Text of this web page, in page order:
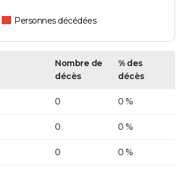
Personnes décédées
Nombre de
décès
% des
décès
0 0 %
0 0 %
0 0 %